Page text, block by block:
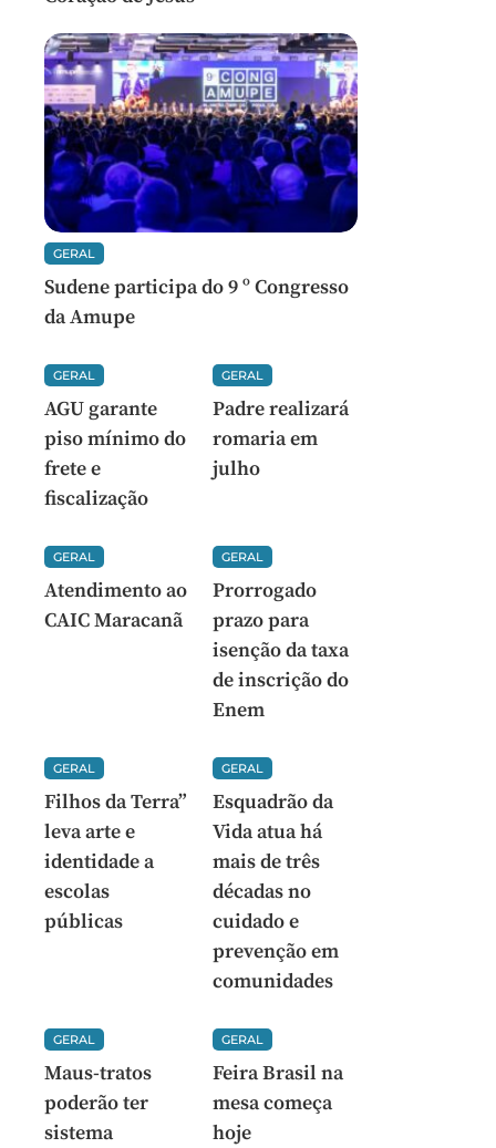
GERAL
Sudene participa do 9 º Congresso
da Amupe
GERAL
AGU garante
piso mínimo do
frete e
fiscalização
GERAL
Padre realizará
romaria em
julho
GERAL
Atendimento ao
CAIC Maracanã
GERAL
Prorrogado
prazo para
isenção da taxa
de inscrição do
Enem
GERAL
Filhos da Terra”
leva arte e
identidade a
escolas
públicas
GERAL
Esquadrão da
Vida atua há
mais de três
décadas no
cuidado e
prevenção em
comunidades
GERAL
Maus-tratos
poderão ter
sistema
GERAL
Feira Brasil na
mesa começa
hoje